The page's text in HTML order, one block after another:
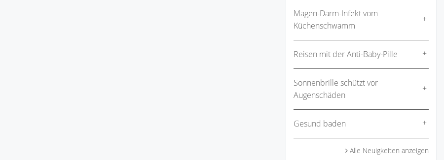
Magen-Darm-Infekt vom
Küchenschwamm
Reisen mit der Anti-Baby-Pille
Sonnenbrille schützt vor
Augenschäden
Gesund baden
Alle Neuigkeiten anzeigen